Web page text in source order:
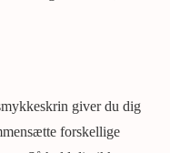
giver du dig
forskellige